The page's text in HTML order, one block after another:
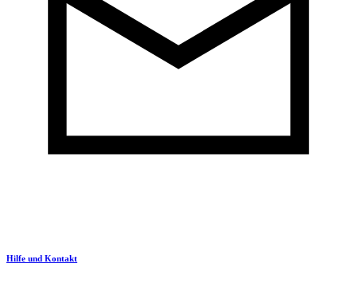
Hilfe und Kontakt